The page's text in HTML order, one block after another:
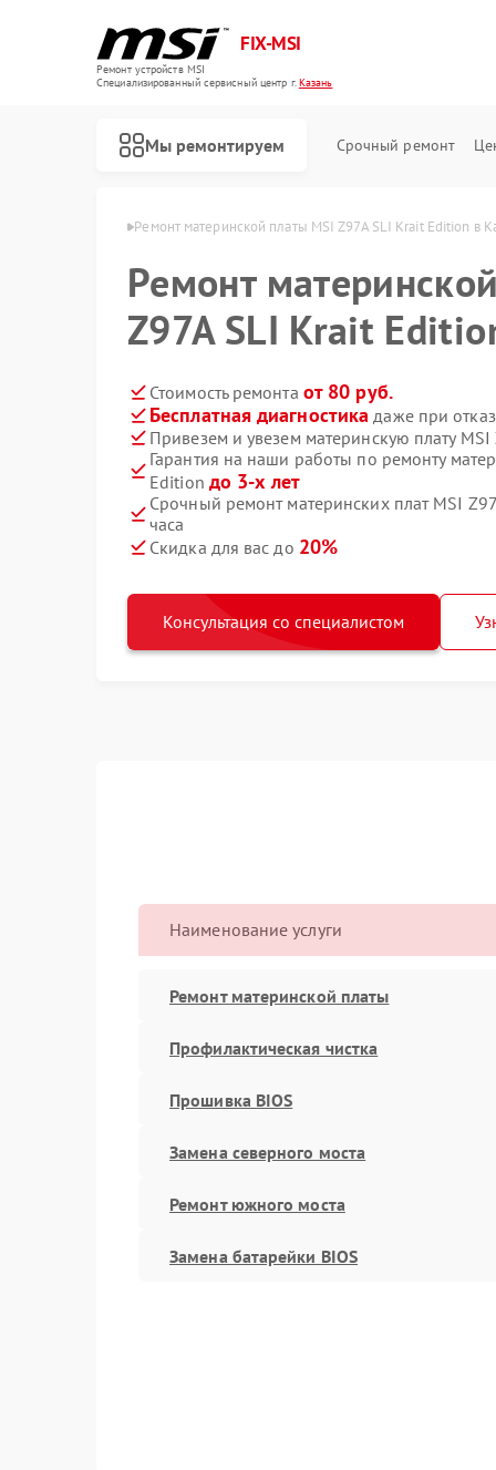
FIX-MSI
Ремонт устройств MSI
Специализированный cервисный центр г.Казань
Мы ремонтируем Срочный ремонт
плат MSI в Казани Ремонт материнской платы MSI Z97A SLI Krait Edition в
Ремонт
Z97A SLI Krait
Стоимость ремонта от 80 руб.
Бесплатная диагностика даже при
Привезем и увезем материнскую плату
Гарантия на наши работы по ремонту
Edition до 3-х лет
Срочный ремонт материнских плат MSI
часа
Скидка для вас до 20%
Консультация со специалистом
Наименование услуги
Ремонт материнской платы
Профилактическая чистка
Прошивка BIOS
Замена северного моста
Ремонт южного моста
Замена батарейки BIOS